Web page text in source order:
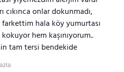
cıkınca onlar dokunmadı,
hala köy yumurtası
hem kaşınıyorum..
tam tersi bendekide